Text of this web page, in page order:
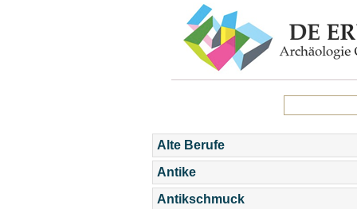
Alte Berufe
Antike
Antikschmuck